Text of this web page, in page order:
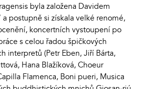
byla založena Davidem
postupně si získala velké renomé,
koncertních vystoupení po
s celou řadou špičkových
interpretů (Petr Eben, Jiří Bárta,
Hana Blažíková, Choeur
Flamenca, Boni pueri, Musica